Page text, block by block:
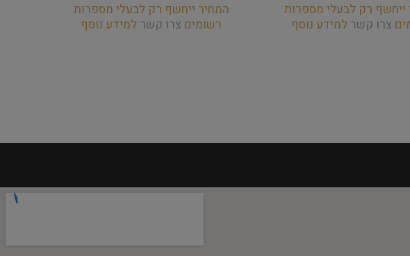
ייחשף רק לבעלי מספרות
צרו קשר למידע נוסף
המחיר ייחשף רק לבעלי מספרות
רשומים צרו קשר למידע נוסף